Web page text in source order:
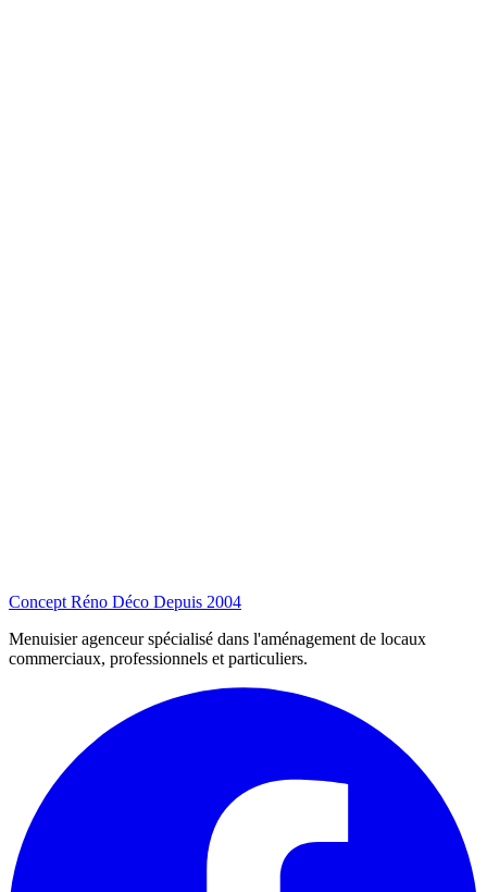
Concept Réno Déco Depuis 2004
Menuisier agenceur spécialisé dans l'aménagement de locaux
commerciaux, professionnels et particuliers.